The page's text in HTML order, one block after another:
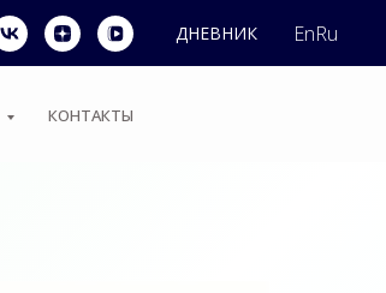
ДНЕВНИК EnRu
КОНТАКТЫ